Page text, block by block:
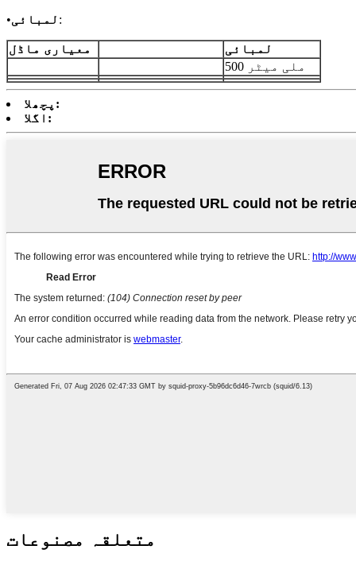
•لمبائی :
معیاری ماڈل
لمبائی
500 ملی میٹر
پچھلا:
اگلا:
متعلقہ مصنوعات